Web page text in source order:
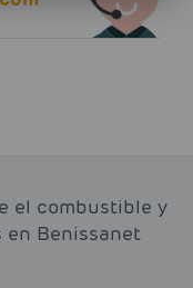
el combustible y
Benissanet